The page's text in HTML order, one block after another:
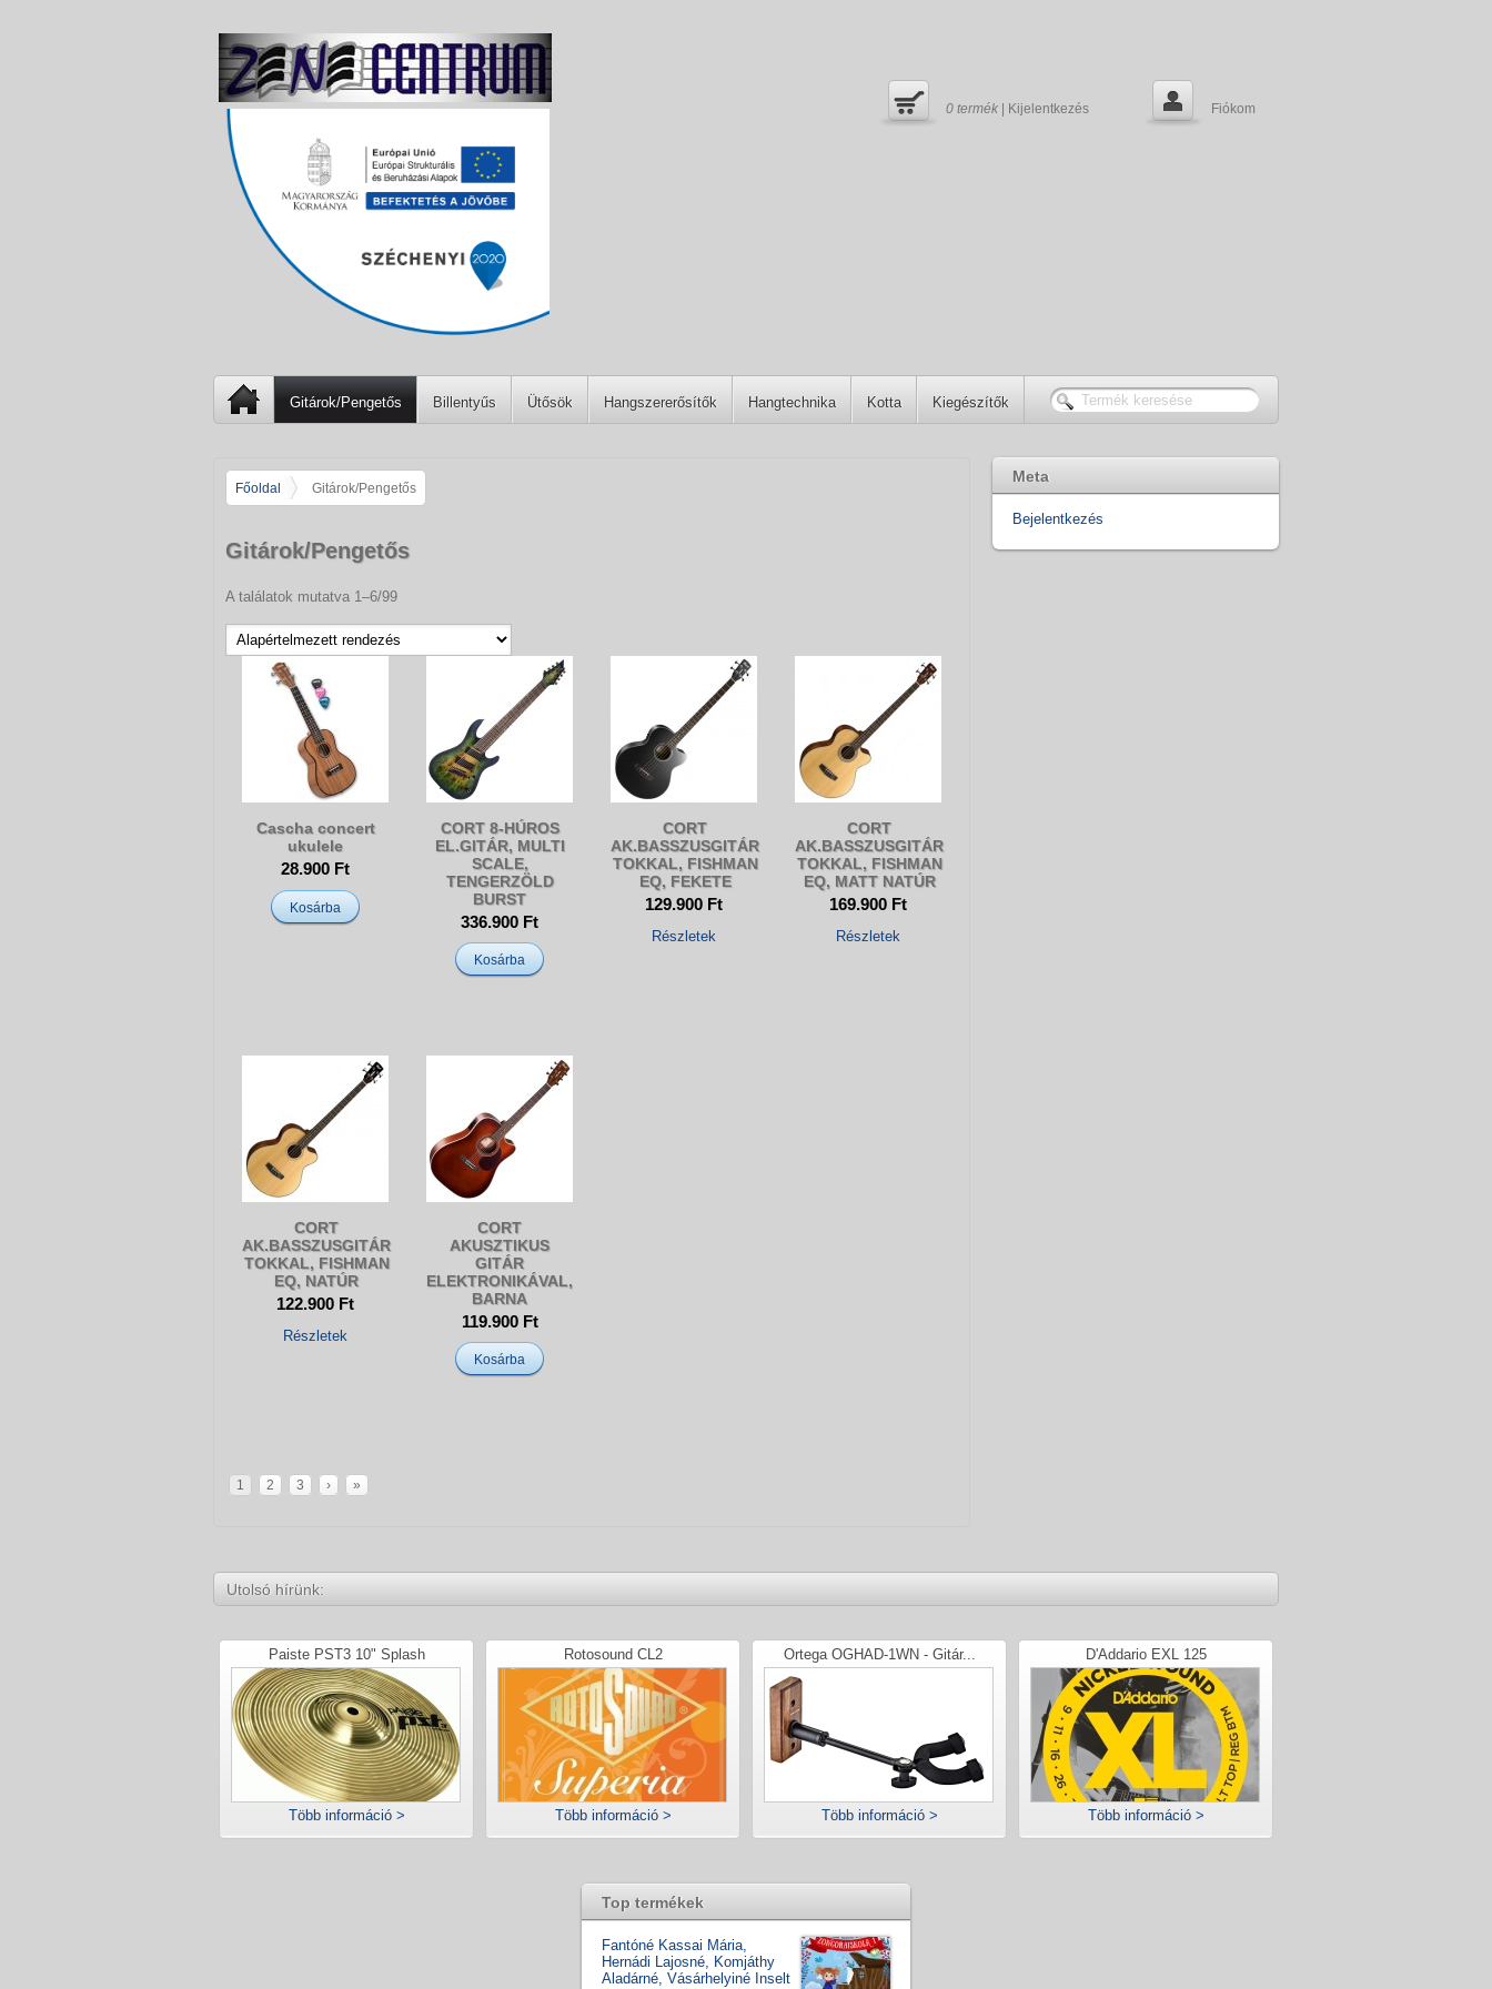
0 termék | Kijelentkezés Fiókom
Gitárok/Pengetős Billentyűs Ütősök Hangszererősítők Hangtechnika Kotta Kiegészítők
Főoldal Gitárok/Pengetős
Gitárok/Pengetős
A találatok mutatva 1–6/99
Cascha concert
ukulele
28.900 Ft
Kosárba
CORT 8-HÚROS
EL.GITÁR, MULTI
SCALE,
TENGERZÖLD
BURST
336.900 Ft
Kosárba
CORT
AK.BASSZUSGITÁR
TOKKAL, FISHMAN
EQ, FEKETE
129.900 Ft
Részletek
CORT
AK.BASSZUSGITÁR
TOKKAL, FISHMAN
EQ, MATT NATÚR
169.900 Ft
Részletek
CORT
AK.BASSZUSGITÁR
TOKKAL, FISHMAN
EQ, NATÚR
122.900 Ft
Részletek
CORT
AKUSZTIKUS
GITÁR
ELEKTRONIKÁVAL,
BARNA
119.900 Ft
Kosárba
1 2 3 › »
Meta
Bejelentkezés
Utolsó hírünk:
Paiste PST3 10" Splash
Több információ >
Rotosound CL2
Több információ >
Ortega OGHAD-1WN - Gitár...
Több információ >
D'Addario EXL 125
Több információ >
Top termékek
Fantóné Kassai Mária,
Hernádi Lajosné, Komjáthy
Aladárné, Vásárhelyiné Inselt